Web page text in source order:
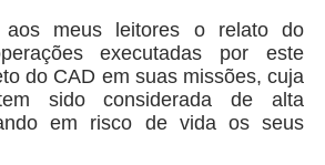
meus leitores o relato do
executadas por este
do CAD em suas missões, cuja
sido considerada de alta
em risco de vida os seus